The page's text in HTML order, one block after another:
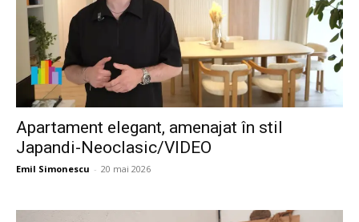
Apartament elegant, amenajat în stil
Japandi-Neoclasic/VIDEO
Emil Simonescu - 20 mai 2026